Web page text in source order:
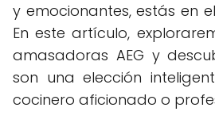
y emocionantes, estás en
En este artículo,
amasadoras AEG y
son una elección
cocinero aficionado o